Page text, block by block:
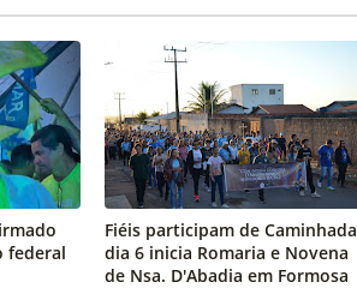
federal
Fiéis participam de Caminhada,
dia 6 inicia Romaria e Novena
de Nsa. D'Abadia em Formosa